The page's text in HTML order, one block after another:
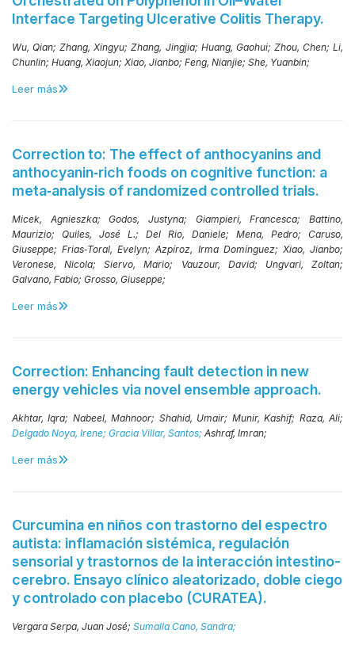
Interface Targeting Ulcerative Colitis Therapy.
Wu, Qian;Zhang, Xingyu;Zhang, Jingjia; Huang, Gaohui; Zhou, Chen;Li,
Chunlin; Huang, Xiaojun; Xiao, Jianbo; Feng, Nianjie; She, Yuanbin;
Leer más
Correction to: The effect of anthocyanins and
anthocyanin‑rich foods on cognitive function: a
meta‑analysis of randomized controlled trials.
Micek, Agnieszka;Godos, Justyna; Giampieri, Francesca;Battino,
Maurizio; Quiles, José L.; Del Rio, Daniele; Mena, Pedro; Caruso,
Giuseppe;Frias‑Toral, Evelyn;Azpíroz, Irma Domínguez; Xiao, Jianbo;
Veronese, Nicola;Siervo, Mario; Vauzour, David; Ungvari, Zoltan;
Galvano, Fabio; Grosso, Giuseppe;
Leer más
Correction: Enhancing fault detection in new
energy vehicles via novel ensemble approach.
Akhtar, Iqra; Nabeel, Mahnoor; Shahid, Umair; Munir, Kashif; Raza, Ali;
Delgado Noya, Irene; Gracia Villar, Santos; Ashraf, Imran;
Leer más
Curcumina en niños con trastorno del espectro
autista: inflamación sistémica, regulación
sensorial y trastornos de la interacción intestino-
cerebro. Ensayo clínico aleatorizado, doble ciego
y controlado con placebo (CURATEA).
Vergara Serpa, Juan José; Sumalla Cano, Sandra;